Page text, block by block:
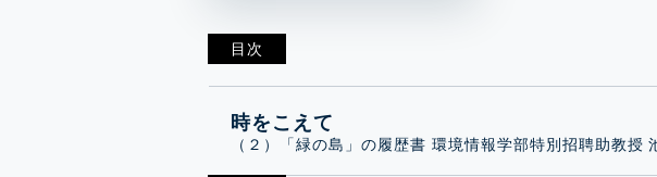
目次
時をこえて
（２）「緑の島」の履歴書 環境情報学部特別招聘助教授